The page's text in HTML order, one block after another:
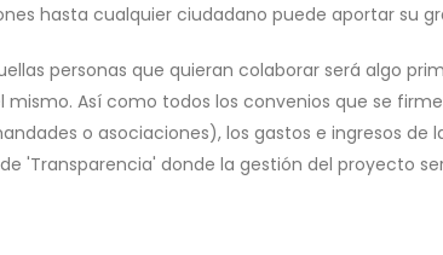
hasta cualquier ciudadano puede aportar su
personas que quieran colaborar será algo
Así como todos los convenios que se
o asociaciones), los gastos e ingresos de
'Transparencia' donde la gestión del proyecto